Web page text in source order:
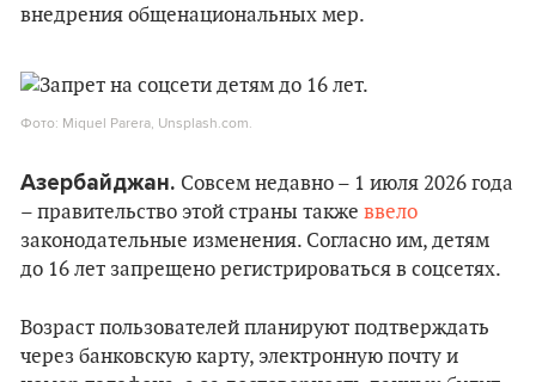
внедрения общенациональных мер.
Фото: Miquel Parera, Unsplash.com.
Азербайджан. Совсем недавно – 1 июля 2026 года
– правительство этой страны также ввело
законодательные изменения. Согласно им, детям
до 16 лет запрещено регистрироваться в соцсетях.
Возраст пользователей планируют подтверждать
через банковскую карту, электронную почту и